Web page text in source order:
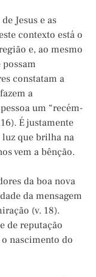
Jesus e as
contexto está o
e, ao mesmo
constatam a
a
um “recém-
É justamente
luz que brilha na
vem a bênção.
da boa nova
da mensagem
(v. 18).
de reputação
nascimento do